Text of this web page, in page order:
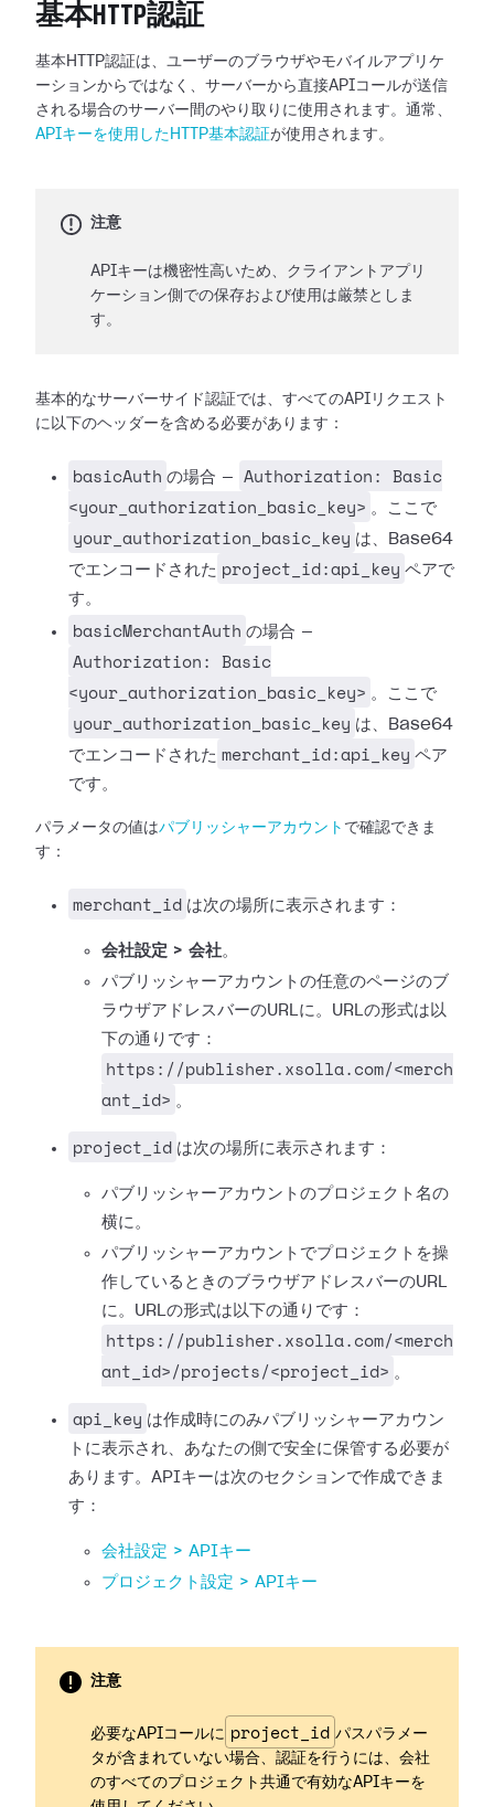
基本HTTP認証
基本HTTP認証は、ユーザーのブラウザやモバイルアプリケ
ーションからではなく、サーバーから直接APIコールが送信
される場合のサーバー間のやり取りに使用されます。通常、
APIキーを使用したHTTP基本認証が使用されます。
注意
APIキーは機密性高いため、クライアントアプリ
ケーション側での保存および使用は厳禁としま
す。
基本的なサーバーサイド認証では、すべてのAPIリクエスト
に以下のヘッダーを含める必要があります：
basicAuth の場合 —
Authorization: Basic
<your_authorization_basic_key> 。ここで
your_authorization_basic_key は、Base64
でエンコードされた project_id:api_key ペアで
す。
basicMerchantAuth の場合 —
Authorization: Basic
<your_authorization_basic_key> 。ここで
your_authorization_basic_key は、Base64
でエンコードされた merchant_id:api_key ペア
です。
パラメータの値はパブリッシャーアカウント で確認できま
す：
merchant_id は次の場所に表示されます：
会社設定 > 会社。
パブリッシャーアカウントの任意のページのブ
ラウザアドレスバーのURLに。URLの形式は以
下の通りです：
https://publisher.xsolla.com/<merch
ant_id> 。
project_id は次の場所に表示されます：
パブリッシャーアカウントのプロジェクト名の
横に。
パブリッシャーアカウントでプロジェクトを操
作しているときのブラウザアドレスバーのURL
に。URLの形式は以下の通りです：
https://publisher.xsolla.com/<merch
ant_id>/projects/<project_id> 。
api_key は作成時にのみパブリッシャーアカウン
トに表示され、あなたの側で安全に保管する必要が
あります。APIキーは次のセクションで作成できま
す：
会社設定 > APIキー
プロジェクト設定 > APIキー
注意
必要なAPIコールに project_id パスパラメー
タが含まれていない場合、認証を行うには、会社
のすべてのプロジェクト共通で有効なAPIキーを